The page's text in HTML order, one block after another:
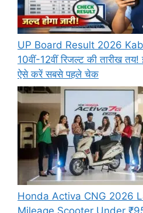
UP Board Result 2026 Kab
10वीं-12वीं रिजल्ट की तारीख तय!
ऐसे करें सबसे पहले चेक
Honda Activa CNG 2026